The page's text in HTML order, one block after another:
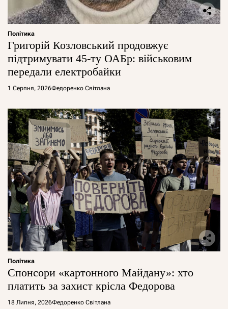
Політика
Григорій Козловський продовжує
підтримувати 45-ту ОАБр: військовим
передали електробайки
1 Серпня, 2026Федоренко Світлана
Політика
Спонсори «картонного Майдану»: хто
платить за захист крісла Федорова
18 Липня, 2026Федоренко Світлана